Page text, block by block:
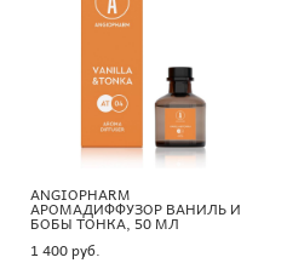
ANGIOPHARM
АРОМАДИФФУЗОР ВАНИЛЬ И
БОБЫ ТОНКА, 50 МЛ
1 400 pуб.